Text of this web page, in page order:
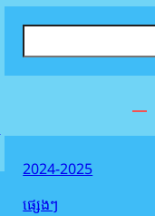
e
a
h
2024-2025
ផ្សេងៗ